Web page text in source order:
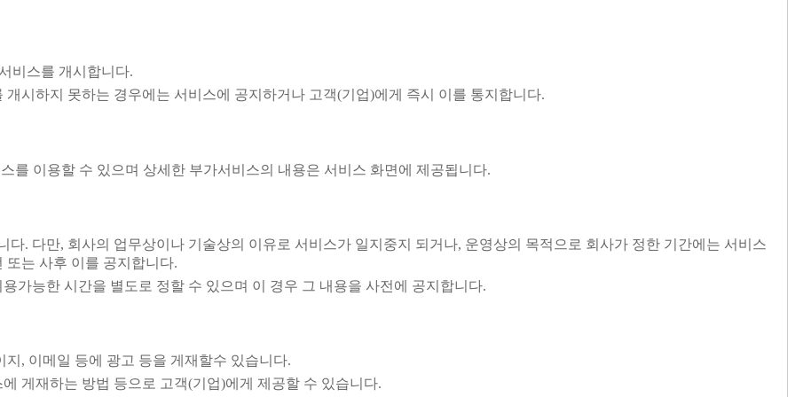
비스를 개시합니다.
시하지 못하는 경우에는 서비스에 공지하거나 고객(기업)에게 즉시 이를 통지합니다.
를 이용할 수 있으며 상세한 부가서비스의 내용은 서비스 화면에 제공됩니다.
다. 다만, 회사의 업무상이나 기술상의 이유로 서비스가 일지중지 되거나, 운영상의 목적으로 회사가 정한 기간에는 서비스
또는 사후 이를 공지합니다.
가능한 시간을 별도로 정할 수 있으며 이 경우 그 내용을 사전에 공지합니다.
, 이메일 등에 광고 등을 게재할수 있습니다.
게재하는 방법 등으로 고객(기업)에게 제공할 수 있습니다.